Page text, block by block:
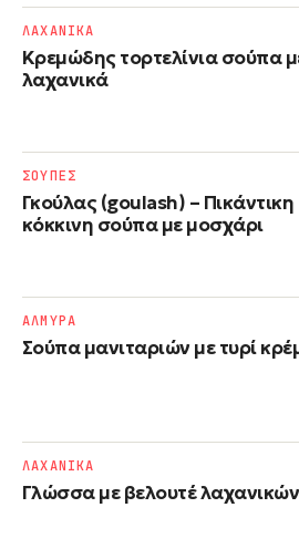
Κρεμώδης τορτελίνια σούπα
λαχανικά
ΛΑΧΑΝΙΚΑ
Γκούλας (goulash) – Πικάντικη
κόκκινη σούπα με μοσχάρι
ΣΟΥΠΕΣ
Σούπα μανιταριών με τυρί
ΑΛΜΥΡΑ
Γλώσσα με βελουτέ λαχανικών
ΛΑΧΑΝΙΚΑ